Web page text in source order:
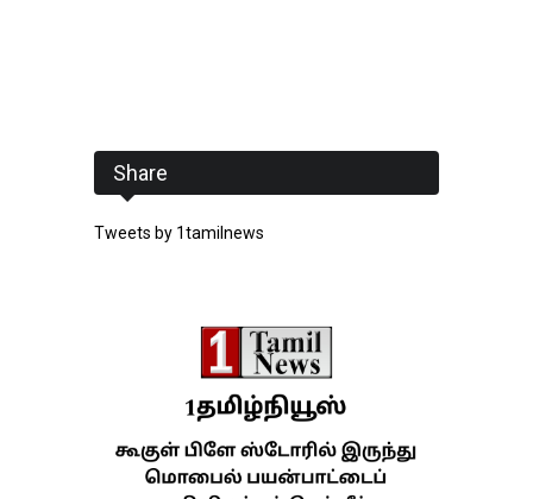
Share
Tweets by 1tamilnews